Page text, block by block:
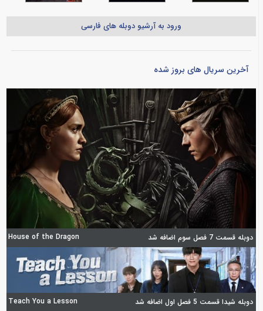
ورود به آرشیو دوبله های فارسی
آخرین سریال های بروز شده
دوبله قسمت 7 فصل سوم اضافه شد House of the Dragon
دوبله شیدا قسمت 5 فصل اول اضافه شد Teach You a Lesson